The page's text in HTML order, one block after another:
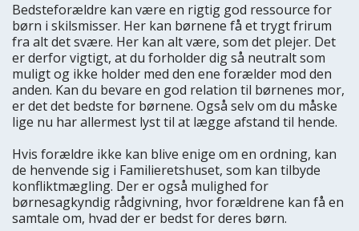
Bedsteforældre kan være en rigtig god ressource for
børn i skilsmisser. Her kan børnene få et trygt frirum
fra alt det svære. Her kan alt være, som det plejer. Det
er derfor vigtigt, at du forholder dig så neutralt som
muligt og ikke holder med den ene forælder mod den
anden. Kan du bevare en god relation til børnenes mor,
er det det bedste for børnene. Også selv om du måske
lige nu har allermest lyst til at lægge afstand til hende.
Hvis forældre ikke kan blive enige om en ordning, kan
de henvende sig i Familieretshuset, som kan tilbyde
konfliktmægling. Der er også mulighed for
børnesagkyndig rådgivning, hvor forældrene kan få en
samtale om, hvad der er bedst for deres børn.